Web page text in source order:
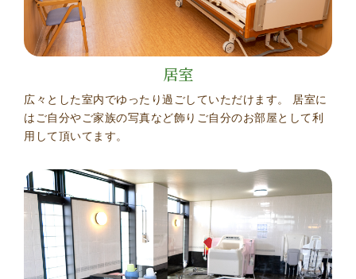
居室
広々とした室内でゆったり過ごしていただけます。 居室に
はご自分やご家族の写真など飾りご自分のお部屋として利
用して頂いてます。